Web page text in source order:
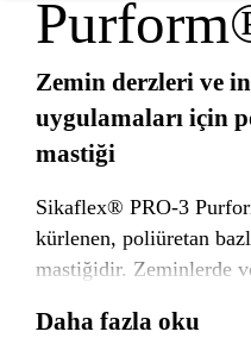
Zemin derzleri ve
uygulamaları için
mastiği
Sikaflex® PRO-3
kürlenen, poliüretan
mastiğidir. Zeminlerde
sızdırmazlık sağlar.
Daha fazla oku